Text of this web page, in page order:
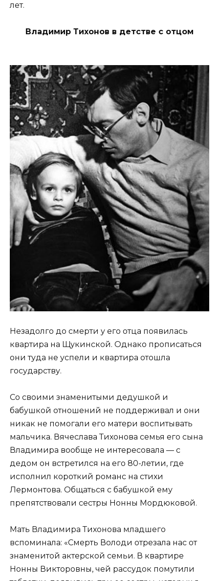
лет.
Владимир Тихонов в детстве с отцом
Незадолго до смерти у его отца появилась
квартира на Щукинской. Однако прописаться
они туда не успели и квартира отошла
государству.
Со своими знаменитыми дедушкой и
бабушкой отношений не поддерживал и они
никак не помогали его матери воспитывать
мальчика. Вячеслава Тихонова семья его сына
Владимира вообще не интересовала — с
дедом он встретился на его 80-летии, где
исполнил короткий романс на стихи
Лермонтова. Общаться с бабушкой ему
препятствовали сестры Нонны Мордюковой.
Мать Владимира Тихонова младшего
вспоминала: «Смерть Володи отрезала нас от
знаменитой актерской семьи. В квартире
Нонны Викторовны, чей рассудок помутили